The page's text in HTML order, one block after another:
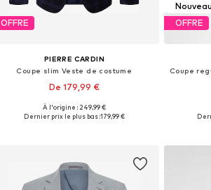
OFFRE
PIERRE CARDIN
Coupe slim Veste de costume
De 179,99 €
Disponible en plusieurs tailles
À l'origine : 249,99 €
Dernier prix le plus bas :179,99 €
Nouveau
OFFRE